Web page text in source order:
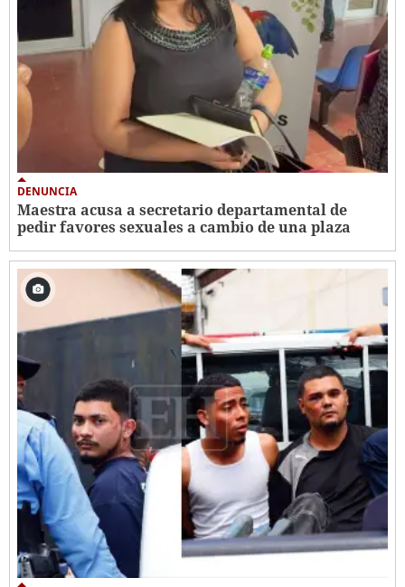
DENUNCIA
Maestra acusa a secretario departamental de
pedir favores sexuales a cambio de una plaza